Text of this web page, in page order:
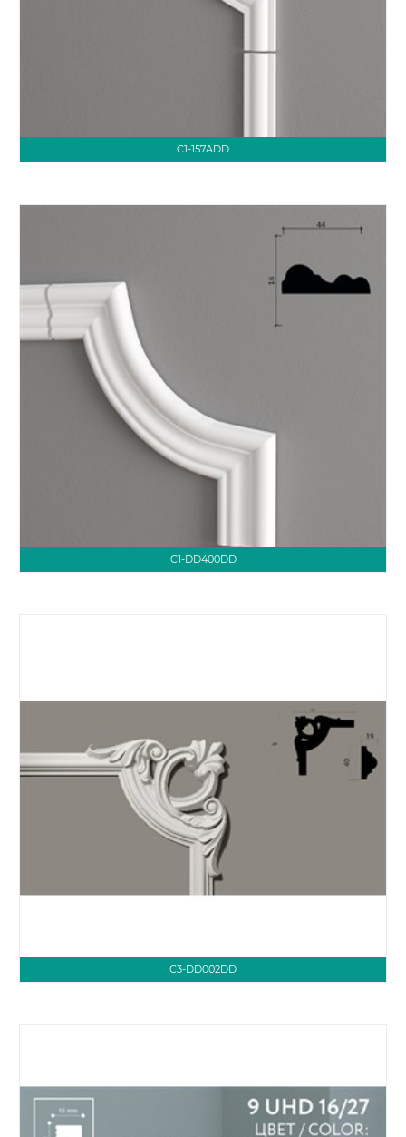
C1-157ADD
C1-DD400DD
C3-DD002DD